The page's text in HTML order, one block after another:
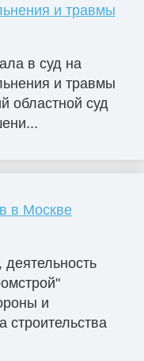
и травмы
в суд на
и травмы
областной суд
в Москве
и
строительства